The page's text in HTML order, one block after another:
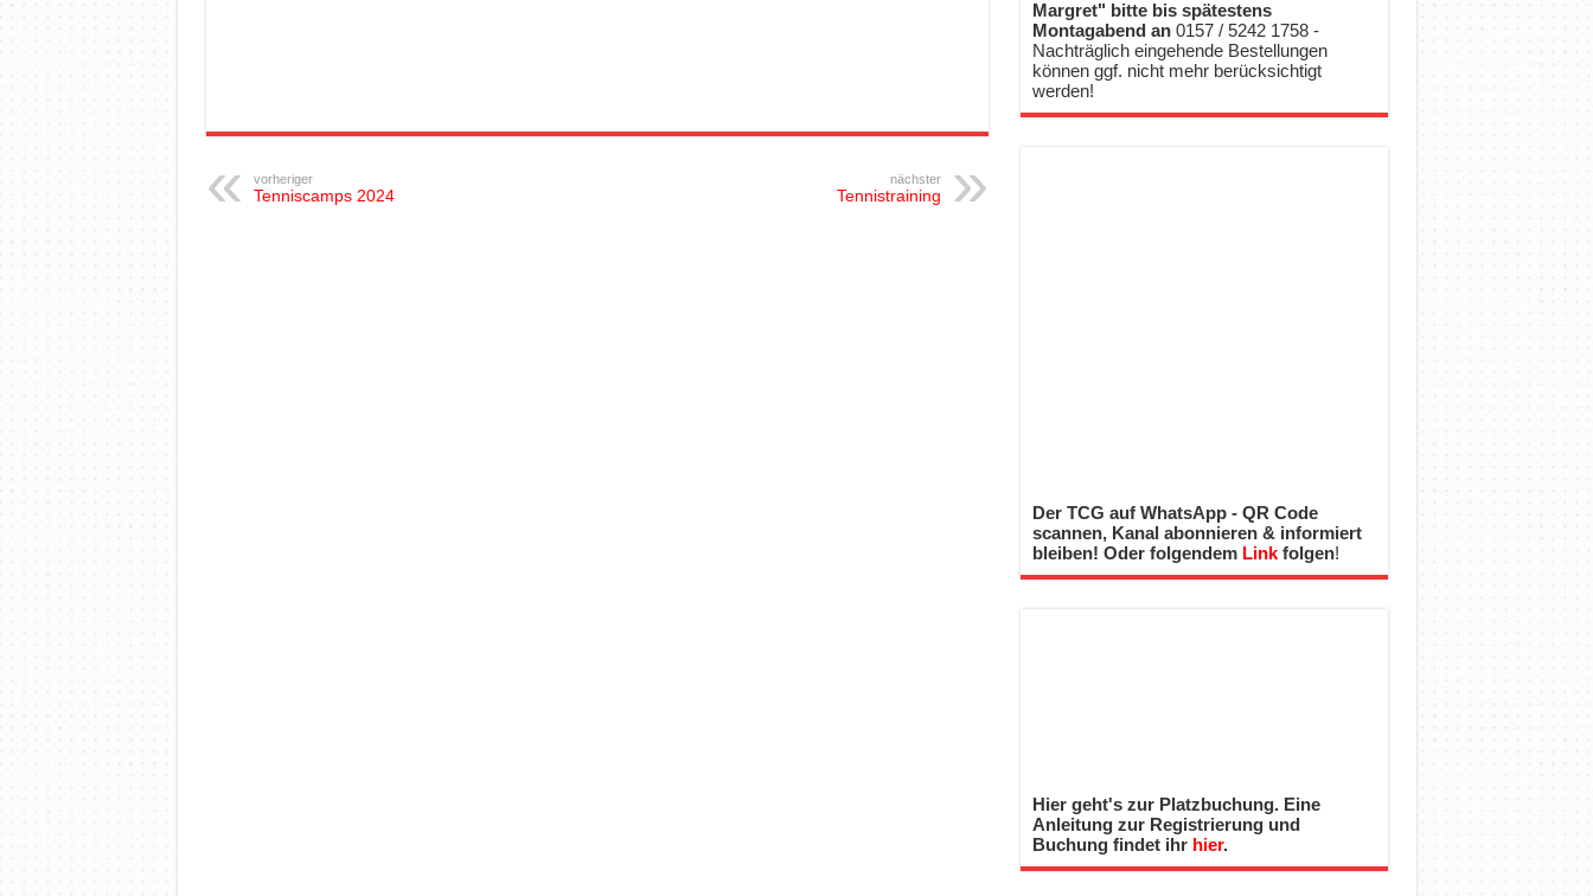
vorheriger
Tenniscamps 2024
nächster
Tennistraining
Margret" bitte bis spätestens
Montagabend an 0157 / 5242 1758 -
Nachträglich eingehende Bestellungen
können ggf. nicht mehr berücksichtigt
werden!
Der TCG auf WhatsApp - QR Code
scannen, Kanal abonnieren & informiert
bleiben! Oder folgendem Linkfolgen!
Hier geht's zur Platzbuchung. Eine
Anleitung zur Registrierung und
Buchung findet ihr hier.